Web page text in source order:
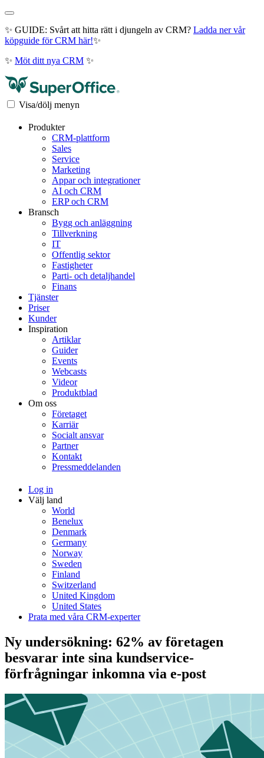
✨ GUIDE: Svårt att hitta rätt i djungeln av CRM? Ladda ner vår
köpguide för CRM här!✨
✨ Möt ditt nya CRM ✨
Visa/dölj menyn
Produkter
CRM-plattform
Sales
Service
Marketing
Appar och integrationer
AI och CRM
ERP och CRM
Bransch
Bygg och anläggning
Tillverkning
IT
Offentlig sektor
Fastigheter
Parti- och detaljhandel
Finans
Tjänster
Priser
Kunder
Inspiration
Artiklar
Guider
Events
Webcasts
Videor
Produktblad
Om oss
Företaget
Karriär
Socialt ansvar
Partner
Kontakt
Pressmeddelanden
Log in
Välj land
World
Benelux
Denmark
Germany
Norway
Sweden
Finland
Switzerland
United Kingdom
United States
Prata med våra CRM-experter
Ny undersökning: 62% av företagen
besvarar inte sina kundservice-
förfrågningar inkomna via e-post